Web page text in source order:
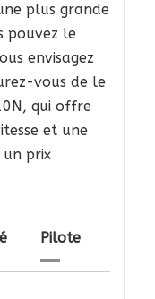
plus grande
pouvez le
envisagez
vous de le
qui offre
et une
prix
Pilote